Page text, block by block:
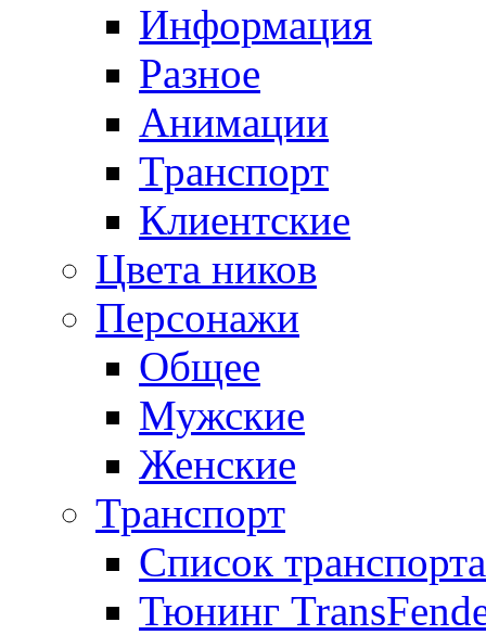
Информация
Разное
Анимации
Транспорт
Клиентские
Цвета ников
Персонажи
Общее
Мужские
Женские
Транспорт
Список транспорта
Тюнинг